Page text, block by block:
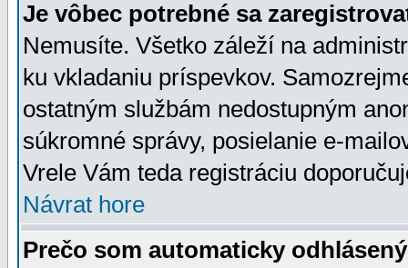
Je vôbec potrebné sa
Nemusíte. Všetko záleží na
ku vkladaniu príspevkov.
ostatným službám nedostupným
súkromné správy, posielanie e-
Vrele Vám teda registráciu
Návrat hore
Prečo som automaticky